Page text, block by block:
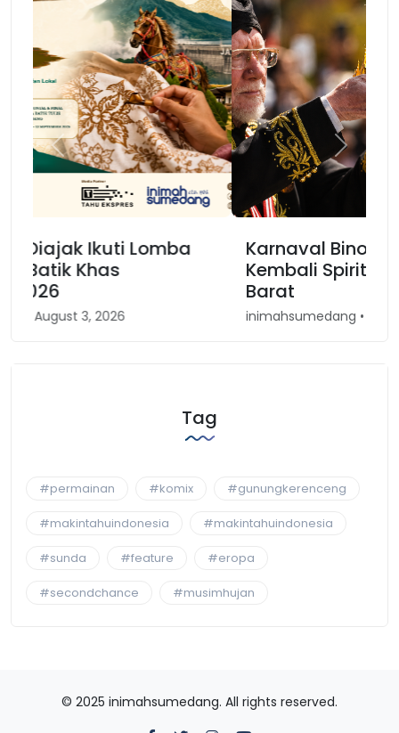
Karnaval Binokasih, Merajut
Kembali Spirit Kesundaan di Jawa
Barat
inimahsumedang • April 30, 2026
Previous Next
Tag
#permainan #komix #gunungkerenceng
#makintahuindonesia #makintahuindonesia
#sunda #feature #eropa
#secondchance #musimhujan
© 2025 inimahsumedang. All rights reserved.